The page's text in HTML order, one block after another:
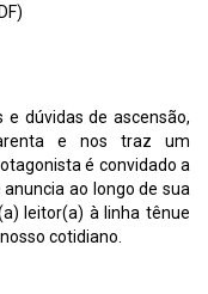
dúvidas de ascensão,
e nos traz um
é convidado a
ao longo de sua
leitor(a) à linha tênue
cotidiano.